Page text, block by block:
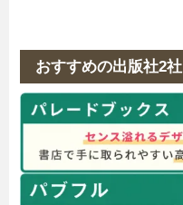
おすすめの出版社2社